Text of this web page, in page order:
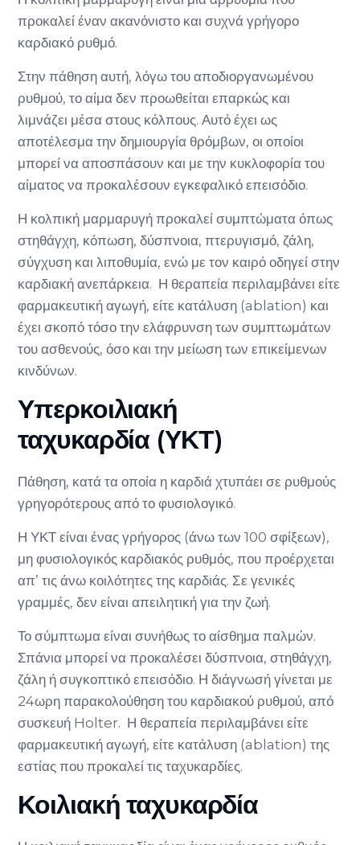
προκαλεί έναν ακανόνιστο και συχνά γρήγορο
καρδιακό ρυθμό.
Στην πάθηση αυτή, λόγω του αποδιοργανωμένου
ρυθμού, το αίμα δεν προωθείται επαρκώς και
λιμνάζει μέσα στους κόλπους. Αυτό έχει ως
αποτέλεσμα την δημιουργία θρόμβων, οι οποίοι
μπορεί να αποσπάσουν και με την κυκλοφορία του
αίματος να προκαλέσουν εγκεφαλικό επεισόδιο.
Η κολπική μαρμαρυγή προκαλεί συμπτώματα όπως
στηθάγχη, κόπωση, δύσπνοια, πτερυγισμό, ζάλη,
σύγχυση και λιποθυμία, ενώ με τον καιρό οδηγεί στην
καρδιακή ανεπάρκεια. Η θεραπεία περιλαμβάνει είτε
φαρμακευτική αγωγή, είτε κατάλυση (ablation) και
έχει σκοπό τόσο την ελάφρυνση των συμπτωμάτων
του ασθενούς, όσο και την μείωση των επικείμενων
κινδύνων.
Υπερκοιλιακή
ταχυκαρδία (ΥΚΤ)
Πάθηση, κατά τα οποία η καρδιά χτυπάει σε ρυθμούς
γρηγορότερους από το φυσιολογικό.
Η ΥΚΤ είναι ένας γρήγορος (άνω των 100 σφίξεων),
μη φυσιολογικός καρδιακός ρυθμός, που προέρχεται
απ’ τις άνω κοιλότητες της καρδιάς. Σε γενικές
γραμμές, δεν είναι απειλητική για την ζωή.
Το σύμπτωμα είναι συνήθως το αίσθημα παλμών.
Σπάνια μπορεί να προκαλέσει δύσπνοια, στηθάγχη,
ζάλη ή συγκοπτικό επεισόδιο. Η διάγνωσή γίνεται με
24ωρη παρακολούθηση του καρδιακού ρυθμού, από
συσκευή Holter. Η θεραπεία περιλαμβάνει είτε
φαρμακευτική αγωγή, είτε κατάλυση (ablation) της
εστίας που προκαλεί τις ταχυκαρδίες.
Κοιλιακή ταχυκαρδία